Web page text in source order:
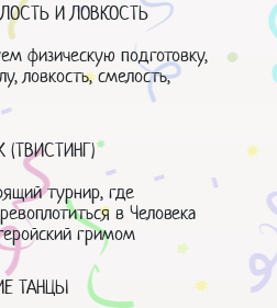
И ЛОВКОСТЬ
физическую подготовку,
ловкость, смелость,
турнир, где
в Человека
гримом
ТАНЦЫ